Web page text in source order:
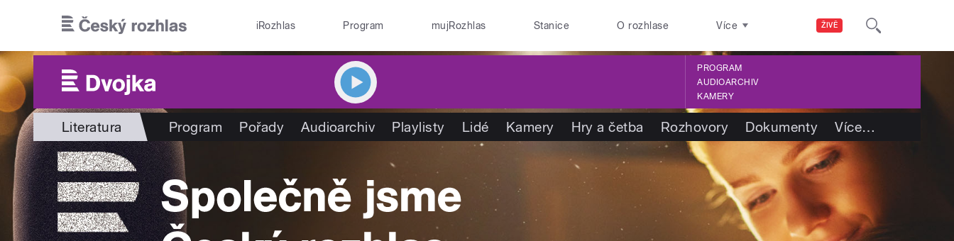
ŽIVĚ
iRozhlas Program mujRozhlas Stanice O rozhlase Více
PROGRAM
AUDIOARCHIV
KAMERY
Literatura Program Pořady Audioarchiv Playlisty Lidé Kamery Hry a četba Rozhovory Dokumenty Více…